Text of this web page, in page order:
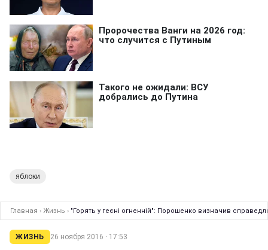
яблоки
Главная › Жизнь › "Горять у геєні огненній": Порошенко визначив
ЖИЗНЬ 26 ноября 2016 · 17:53